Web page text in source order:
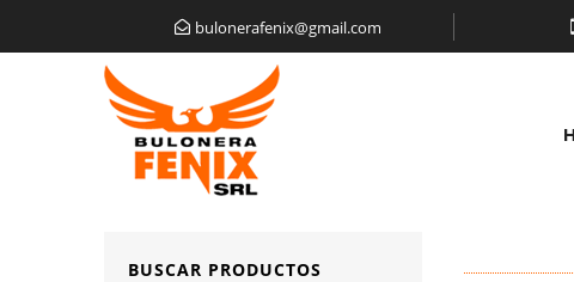
bulonerafenix@gmail.com
BUSCAR PRODUCTOS